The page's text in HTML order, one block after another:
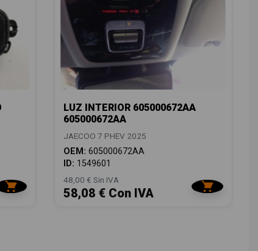
LUZ INTERIOR 605000672AA
605000672AA
JAECOO 7 PHEV 2025
OEM: 605000672AA
ID: 1549601
48,00 € Sin IVA
58,08 € Con IVA